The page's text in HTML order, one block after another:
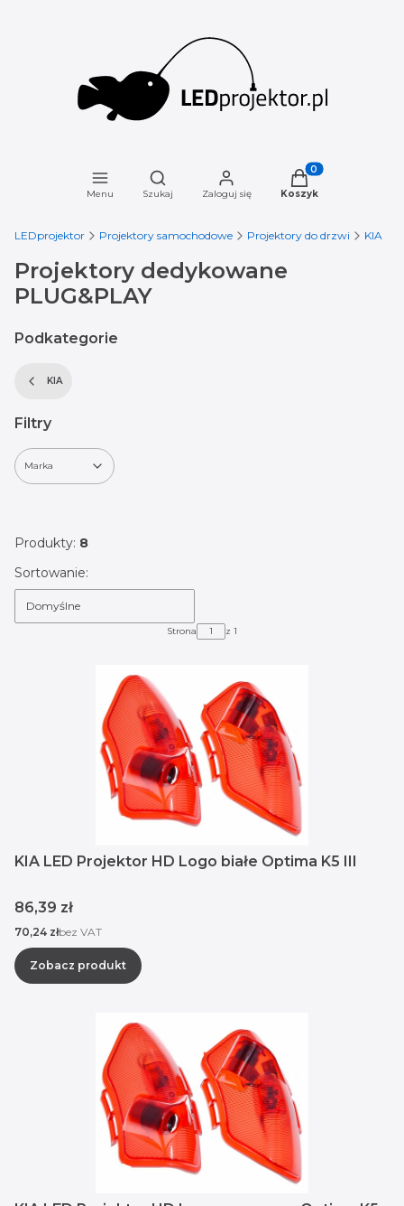
Menu
Otwórz wyszukiwarkę
Szukaj Zaloguj się
Produkty w
Koszyk
LEDprojektor Projektory samochodowe Projektory do drzwi KIA
Projektory dedykowane
PLUG&PLAY
Podkategorie
KIA
Filtry
Marka
Produkty: 8
Lista produktów
Sortowanie:
Domyślne
Strona z 1
KIA LED Projektor HD Logo białe Optima K5 III
Cena
86,39 zł
Cena
70,24 złbez VAT
Zobacz produkt